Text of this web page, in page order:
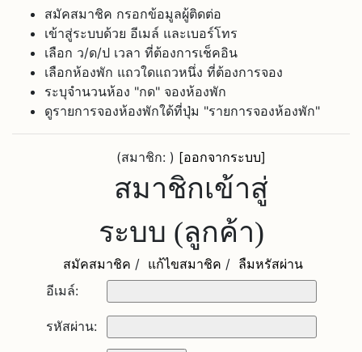
สมัคสมาชิค กรอกข้อมูลผู้ติดต่อ
เข้าสู่ระบบด้วย อีเมล์ และเบอร์โทร
เลือก ว/ด/ป เวลา ที่ต้องการเช็คอิน
เลือกห้องพัก แถวใดแถวหนึ่ง ที่ต้องการจอง
ระบุจำนวนห้อง "กด" จองห้องพัก
ดูรายการจองห้องพักใด้ที่ปุ่ม "รายการจองห้องพัก"
(สมาชิก: ) [ออกจากระบบ]
สมาชิกเข้าสู่
ระบบ (ลูกค้า)
สมัคสมาชิค / แก้ไขสมาชิค / ลืมหรัสผ่าน
อีเมล์:
รหัสผ่าน: